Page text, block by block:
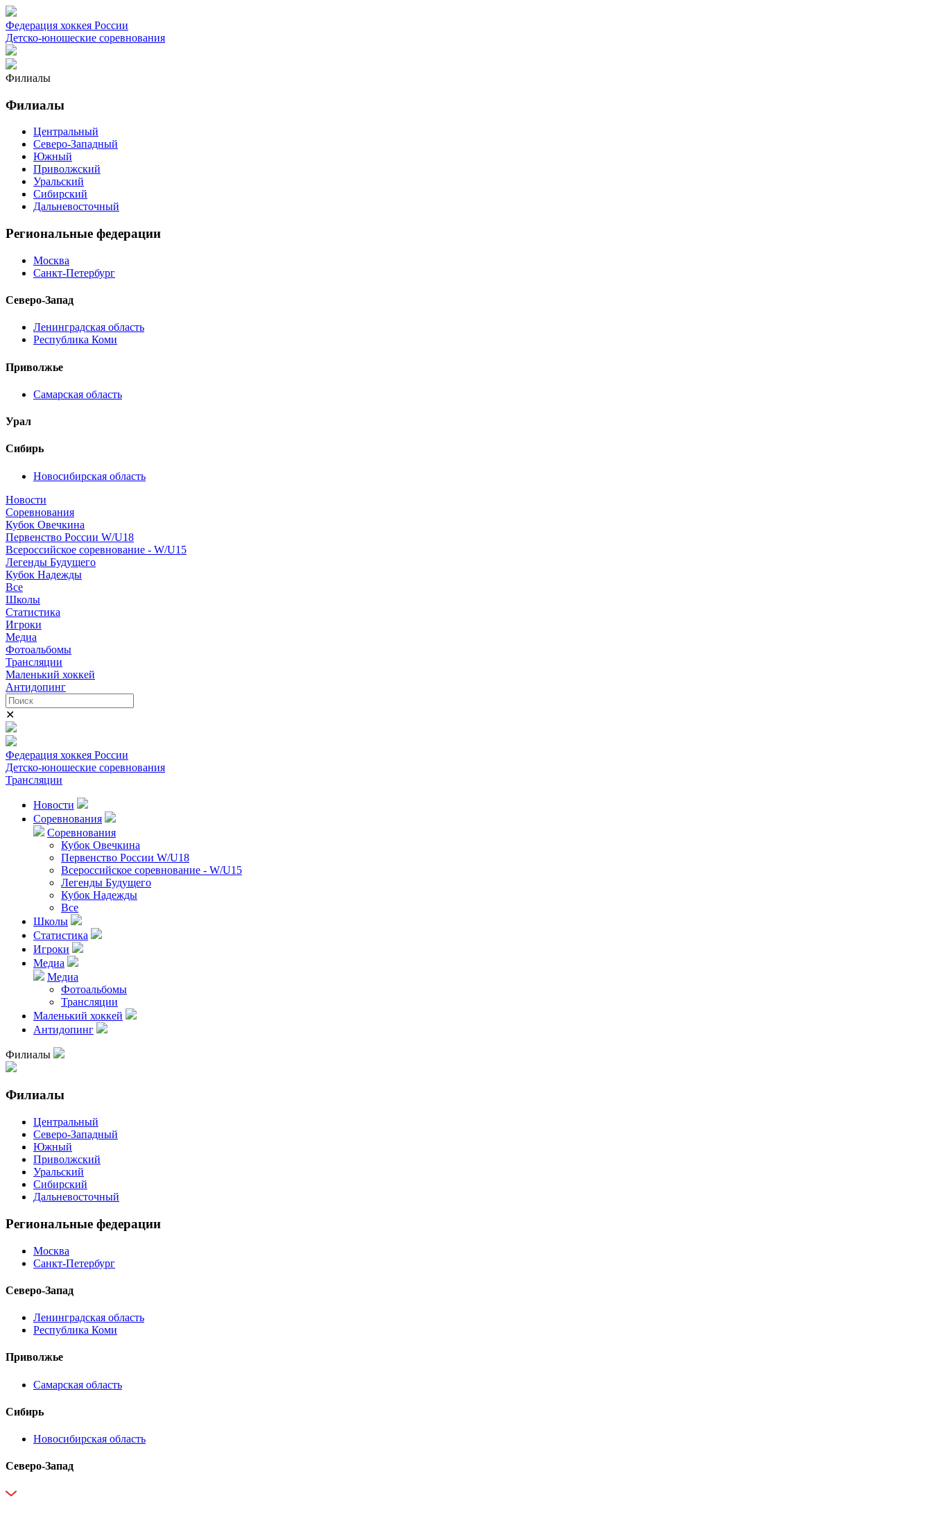
Федерация хоккея России
Детско-юношеские соревнования
Филиалы
Филиалы
Центральный
Северо-Западный
Южный
Приволжский
Уральский
Сибирский
Дальневосточный
Региональные федерации
Москва
Санкт-Петербург
Северо-Запад
Ленинградская область
Республика Коми
Приволжье
Самарская область
Урал
Сибирь
Новосибирская область
Новости
Соревнования
Кубок Овечкина
Первенство России W/U18
Всероссийское соревнование - W/U15
Легенды Будущего
Кубок Надежды
Все
Школы
Статистика
Игроки
Медиа
Фотоальбомы
Трансляции
Маленький хоккей
Антидопинг
✕
Федерация хоккея России
Детско-юношеские соревнования
Трансляции
Новости
Соревнования
Соревнования
Кубок Овечкина
Первенство России W/U18
Всероссийское соревнование - W/U15
Легенды Будущего
Кубок Надежды
Все
Школы
Статистика
Игроки
Медиа
Медиа
Фотоальбомы
Трансляции
Маленький хоккей
Антидопинг
Филиалы
Филиалы
Центральный
Северо-Западный
Южный
Приволжский
Уральский
Сибирский
Дальневосточный
Региональные федерации
Москва
Санкт-Петербург
Северо-Запад
Ленинградская область
Республика Коми
Приволжье
Самарская область
Сибирь
Новосибирская область
Северо-Запад